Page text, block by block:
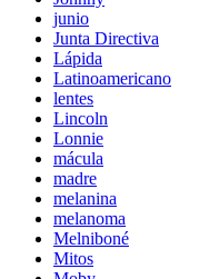
junio
Junta Directiva
Lápida
Latinoamericano
lentes
Lincoln
Lonnie
mácula
madre
melanina
melanoma
Melniboné
Mitos